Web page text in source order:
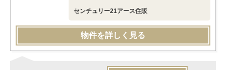
センチュリー21アース住販
物件を詳しく見る